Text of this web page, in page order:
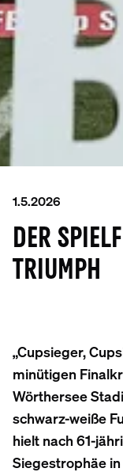
1.5.2026
DER
RIUMPH
„Cupsieger,
minütigen
Wörthersee
schwarz-weiße
hielt nach 61-
Siegestrophäe